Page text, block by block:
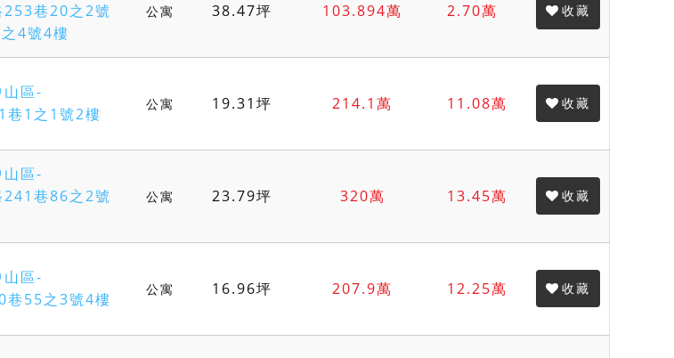
253巷20之2號
4號4樓
公寓 38.47坪 103.894萬 2.70萬 收藏
區-
巷1之1號2樓
公寓 19.31坪 214.1萬 11.08萬 收藏
區-
241巷86之2號
公寓 23.79坪 320萬 13.45萬 收藏
區-
巷55之3號4樓
公寓 16.96坪 207.9萬 12.25萬 收藏